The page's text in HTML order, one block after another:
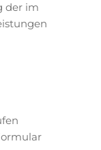
der im